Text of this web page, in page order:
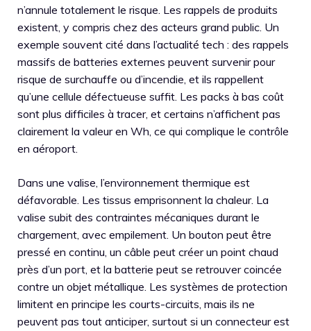
n’annule totalement le risque. Les rappels de produits
existent, y compris chez des acteurs grand public. Un
exemple souvent cité dans l’actualité tech : des rappels
massifs de batteries externes peuvent survenir pour
risque de surchauffe ou d’incendie, et ils rappellent
qu’une cellule défectueuse suffit. Les packs à bas coût
sont plus difficiles à tracer, et certains n’affichent pas
clairement la valeur en Wh, ce qui complique le contrôle
en aéroport.
Dans une valise, l’environnement thermique est
défavorable. Les tissus emprisonnent la chaleur. La
valise subit des contraintes mécaniques durant le
chargement, avec empilement. Un bouton peut être
pressé en continu, un câble peut créer un point chaud
près d’un port, et la batterie peut se retrouver coincée
contre un objet métallique. Les systèmes de protection
limitent en principe les courts-circuits, mais ils ne
peuvent pas tout anticiper, surtout si un connecteur est